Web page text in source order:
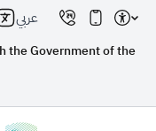
the Government of the
عربي